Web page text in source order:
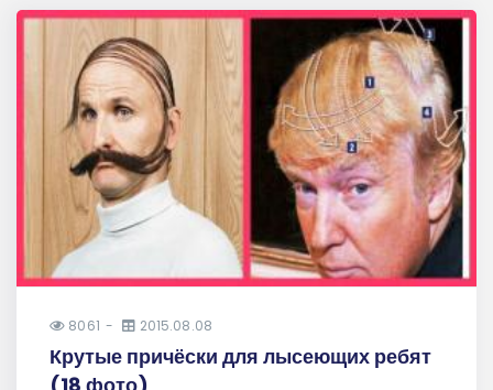
8061 2015.08.08
Крутые причёски для лысеющих ребят